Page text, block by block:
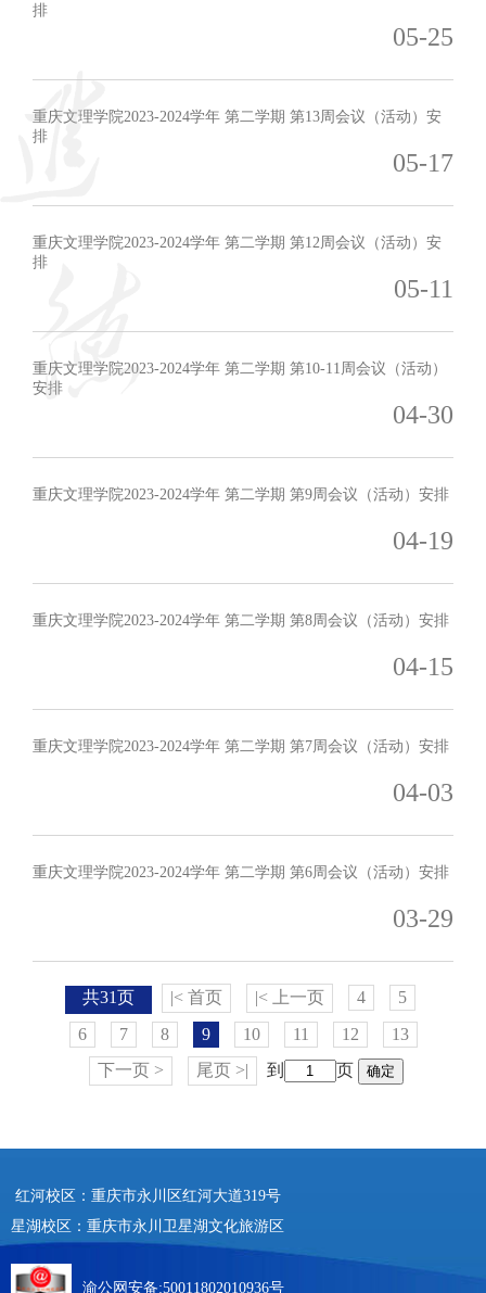
排
05-25
重庆文理学院2023-2024学年 第二学期 第13周会议（活动）安
排
05-17
重庆文理学院2023-2024学年 第二学期 第12周会议（活动）安
排
05-11
重庆文理学院2023-2024学年 第二学期 第10-11周会议（活动）
安排
04-30
重庆文理学院2023-2024学年 第二学期 第9周会议（活动）安排
04-19
重庆文理学院2023-2024学年 第二学期 第8周会议（活动）安排
04-15
重庆文理学院2023-2024学年 第二学期 第7周会议（活动）安排
04-03
重庆文理学院2023-2024学年 第二学期 第6周会议（活动）安排
03-29
共31页 |< 首页 |< 上一页 4
5
6
7 8 9 10 11 12
13
下一页 >
尾页 >| 到 页 确定
红河校区：重庆市永川区红河大道319号
星湖校区：重庆市永川卫星湖文化旅游区
渝公网安备:50011802010936号